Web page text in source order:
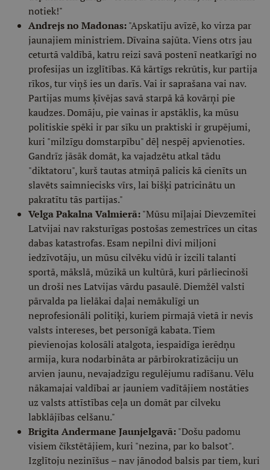
notiek!"
Andrejs no Madonas:"Apskatīju avīzē, ko virza par
jaunajiem ministriem. Dīvaina sajūta. Viens otrs jau
ceturtā valdībā, katru reizi savā postenī neatkarīgi no
profesijas un izglītības. Kā kārtīgs rekrūtis, kur partija
rīkos, tur viņš ies un darīs. Vai ir saprašana vai nav.
Partijas mums ķīvējas savā starpā kā kovārņi pie
kaudzes. Domāju, pie vainas ir apstāklis, ka mūsu
politiskie spēki ir par sīku un praktiski ir grupējumi,
kuri "milzīgu domstarpību" dēļ nespēj apvienoties.
Gandrīz jāsāk domāt, ka vajadzētu atkal tādu
"diktatoru", kurš tautas atmiņā palicis kā cienīts un
slavēts saimniecisks vīrs, lai bišķi patricinātu un
pakratītu tās partijas."
Velga Pakalna Valmierā:"Mūsu mīļajai Dievzemītei
Latvijai nav raksturīgas postošas zemestrīces un citas
dabas katastrofas. Esam nepilni divi miljoni
iedzīvotāju, un mūsu cilvēku vidū ir izcili talanti
sportā, mākslā, mūzikā un kultūrā, kuri pārliecinoši
un droši nes Latvijas vārdu pasaulē. Diemžēl valsti
pārvalda pa lielākai daļai nemākulīgi un
neprofesionāli politiķi, kuriem pirmajā vietā ir nevis
valsts intereses, bet personīgā kabata. Tiem
pievienojas kolosāli atalgota, iespaidīga ierēdņu
armija, kura nodarbināta ar pārbirokratizāciju un
arvien jaunu, nevajadzīgu regulējumu radīšanu. Vēlu
nākamajai valdībai ar jauniem vadītājiem nostāties
uz valsts attīstības ceļa un domāt par cilveku
labklājības celšanu."
Brigita Andermane Jaunjelgavā:"Došu padomu
visiem čīkstētājiem, kuri "nezina, par ko balsot".
Izglītoju nezinīšus – nav jānodod balsis par tiem, kuri